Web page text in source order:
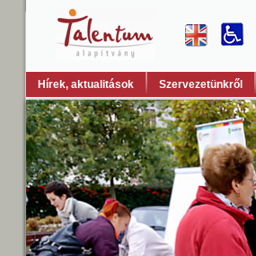
Hírek, aktualitások Szervezetünkről